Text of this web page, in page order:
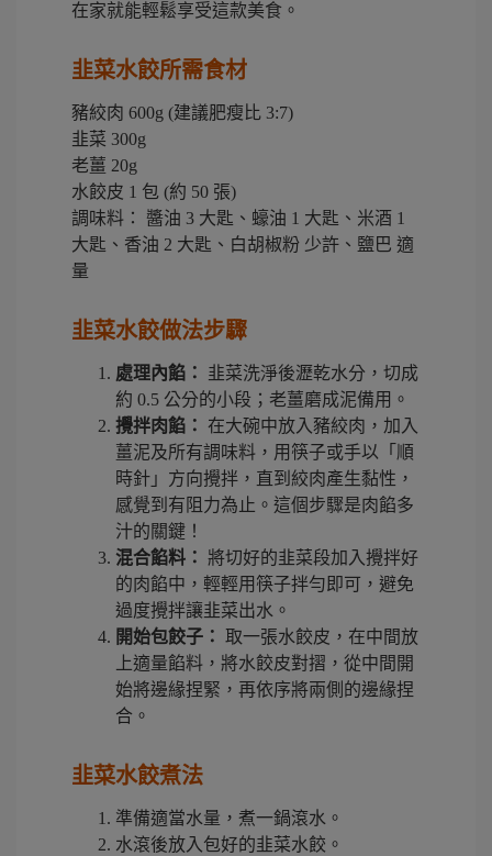
在家就能輕鬆享受這款美食。
韭菜水餃所需食材
豬絞肉 600g (建議肥瘦比 3:7)
韭菜 300g
老薑 20g
水餃皮 1 包 (約 50 張)
調味料： 醬油 3 大匙、蠔油 1 大匙、米酒 1
大匙、香油 2 大匙、白胡椒粉 少許、鹽巴 適
量
韭菜水餃做法步驟
處理內餡：
韭菜洗淨後瀝乾水分，切成
約 0.5 公分的小段；老薑磨成泥備用。
攪拌肉餡： 在大碗中放入豬絞肉，加入
薑泥及所有調味料，用筷子或手以「順
時針」方向攪拌，直到絞肉產生黏性，
感覺到有阻力為止。這個步驟是肉餡多
汁的關鍵！
混合餡料： 將切好的韭菜段加入攪拌好
的肉餡中，輕輕用筷子拌勻即可，避免
過度攪拌讓韭菜出水。
開始包餃子： 取一張水餃皮，在中間放
上適量餡料，將水餃皮對摺，從中間開
始將邊緣捏緊，再依序將兩側的邊緣捏
合。
韭菜水餃煮法
準備適當水量，煮一鍋滾水。
水滾後放入包好的韭菜水餃。